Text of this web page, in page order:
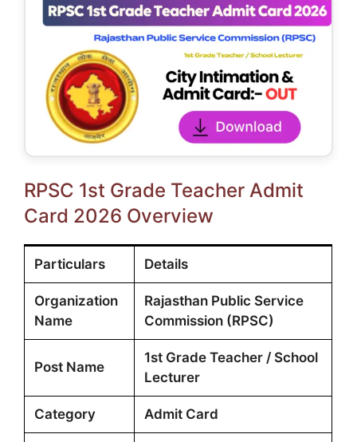
RPSC 1st Grade Teacher Admit
Card 2026 Overview
Particulars Details
Organization
Name
Rajasthan Public Service
Commission (RPSC)
Post Name
1st Grade Teacher / School
Lecturer
Category Admit Card